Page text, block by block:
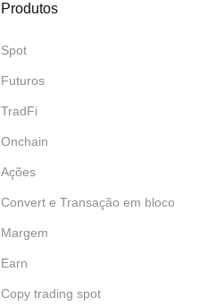
Produtos
Spot
Futuros
TradFi
Onchain
Ações
Convert e Transação em bloco
Margem
Earn
Copy trading spot